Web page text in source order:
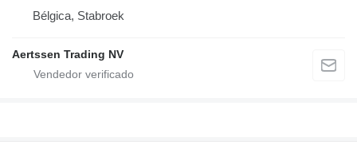
Bélgica, Stabroek
Aertssen Trading NV